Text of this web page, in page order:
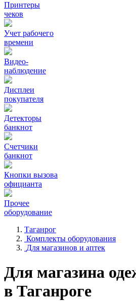
Принтеры
чеков
Учет рабочего
времени
Видео‑
наблюдение
Дисплеи
покупателя
Детекторы
банкнот
Счетчики
банкнот
Кнопки вызова
официанта
Прочее
оборудование
Таганрог
Комплекты оборудования
Для магазинов и аптек
Для магазина
в Таганроге